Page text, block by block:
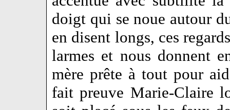
doigt qui se noue autour
en disent longs, ces
larmes et nous donnent
mère prête à tout pour
fait preuve Marie-Claire